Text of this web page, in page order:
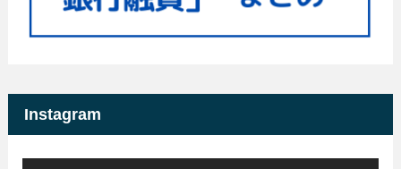
Instagram